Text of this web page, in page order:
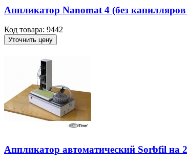
Аппликатор Nanomat 4 (без
Код товара: 9442
Уточнить цену
Аппликатор автоматический Sorbfil